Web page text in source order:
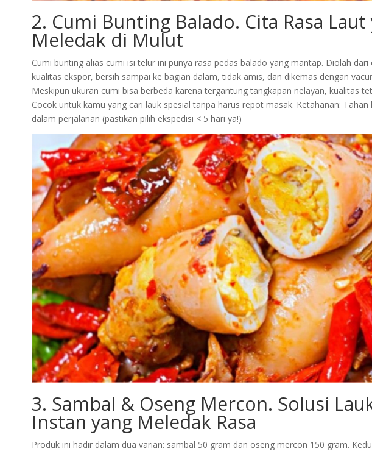
2. Cumi Bunting Balado. Cita Rasa Laut
Meledak di Mulut
Cumi bunting alias cumi isi telur ini punya rasa pedas balado yang mantap. Diolah dari
kualitas ekspor, bersih sampai ke bagian dalam, tidak amis, dan dikemas dengan
Meskipun ukuran cumi bisa berbeda karena tergantung tangkapan nelayan, kualitas
Cocok untuk kamu yang cari lauk spesial tanpa harus repot masak. Ketahanan: Tahan
dalam perjalanan (pastikan pilih ekspedisi < 5 hari ya!)
3. Sambal & Oseng Mercon. Solusi
Instan yang Meledak Rasa
Produk ini hadir dalam dua varian: sambal 50 gram dan oseng mercon 150 gram.